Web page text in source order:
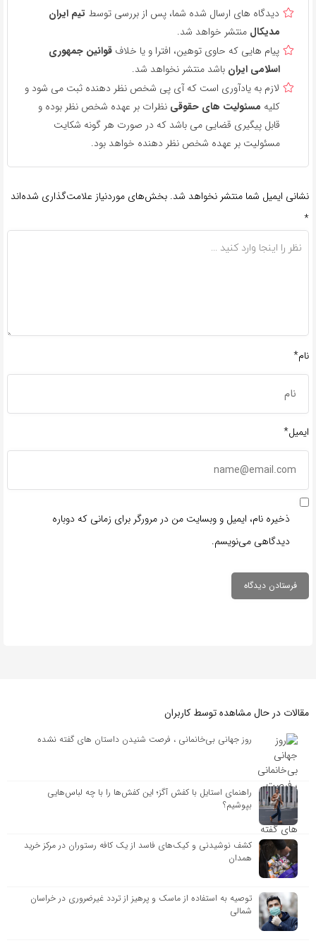
دیدگاه های ارسال شده شما، پس از بررسی توسط تیم ایران
مدیکال منتشر خواهد شد.
پیام هایی که حاوی توهین، افترا و یا خلاف قوانین جمهوری
اسلامی ایران باشد منتشر نخواهد شد.
لازم به یادآوری است که آی پی شخص نظر دهنده ثبت می شود و
کلیه مسئولیت های حقوقی نظرات بر عهده شخص نظر بوده و
قابل پیگیری قضایی می باشد که در صورت هر گونه شکایت
مسئولیت بر عهده شخص نظر دهنده خواهد بود.
نشانی ایمیل شما منتشر نخواهد شد. بخش‌های موردنیاز علامت‌گذاری شده‌اند
*
نام*
ایمیل*
ذخیره نام، ایمیل و وبسایت من در مرورگر برای زمانی که دوباره
دیدگاهی می‌نویسم.
مقالات در حال مشاهده توسط کاربران
روز جهانی بی‌خانمانی ، فرصت شنیدن داستان های گفته نشده
راهنمای استایل با کفش آگز؛ این کفش‌ها را با چه لباس‌هایی
بپوشیم؟
کشف نوشیدنی و کیک‌های فاسد از یک کافه رستوران در مرکز خرید
همدان
توصیه به استفاده از ماسک و پرهیز از تردد غیرضروری در خراسان
شمالی